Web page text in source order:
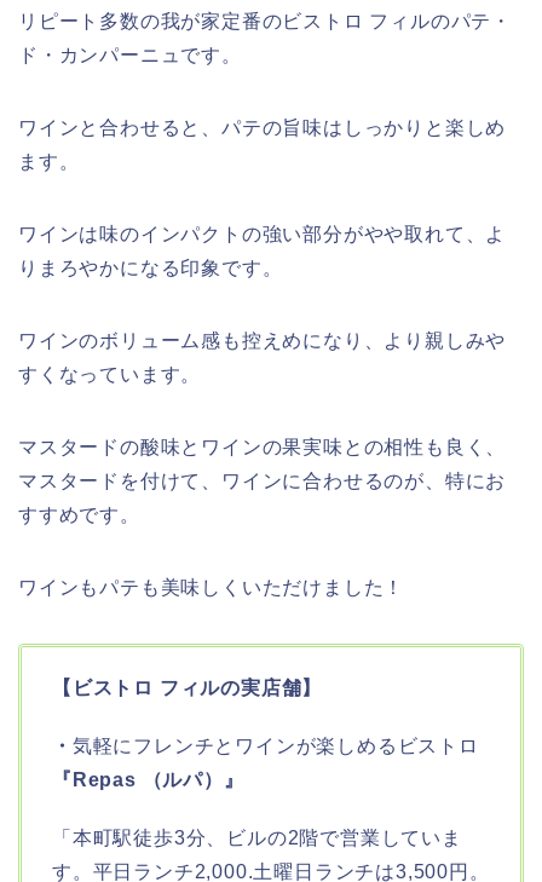
リピート多数の我が家定番のビストロ フィルのパテ・
ド・カンパーニュです。
ワインと合わせると、パテの旨味はしっかりと楽しめ
ます。
ワインは味のインパクトの強い部分がやや取れて、よ
りまろやかになる印象です。
ワインのボリューム感も控えめになり、より親しみや
すくなっています。
マスタードの酸味とワインの果実味との相性も良く、
マスタードを付けて、ワインに合わせるのが、特にお
すすめです。
ワインもパテも美味しくいただけました！
【ビストロ フィルの実店舗】
・ 気軽にフレンチとワインが楽しめるビストロ
『Repas （ルパ）』
「本町駅徒歩3分、ビルの2階で営業していま
す。平日ランチ2,000.土曜日ランチは3,500円。